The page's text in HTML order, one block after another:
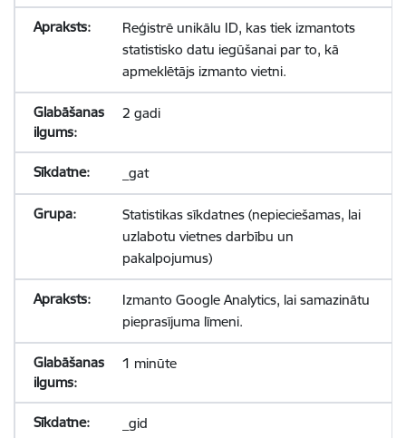
Reģistrē unikālu ID, kas tiek izmantots
statistisko datu iegūšanai par to, kā
apmeklētājs izmanto vietni.
2 gadi
_gat
Statistikas sīkdatnes (nepieciešamas, lai
uzlabotu vietnes darbību un
pakalpojumus)
Izmanto Google Analytics, lai samazinātu
pieprasījuma līmeni.
1 minūte
_gid